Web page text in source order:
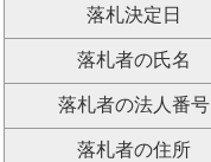
落札決定日
落札者の氏名
落札者の法人番号
落札者の住所